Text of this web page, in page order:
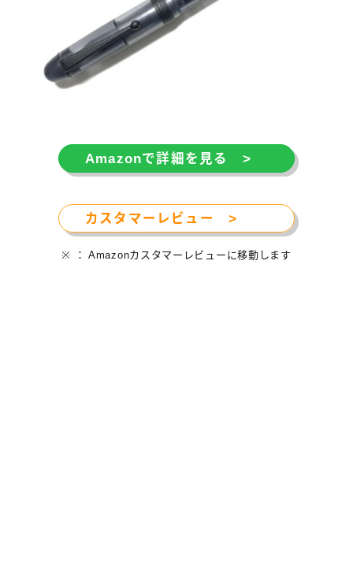
Amazonで詳細を見る >
カスタマーレビュー >
※ ： Amazonカスタマーレビューに移動します